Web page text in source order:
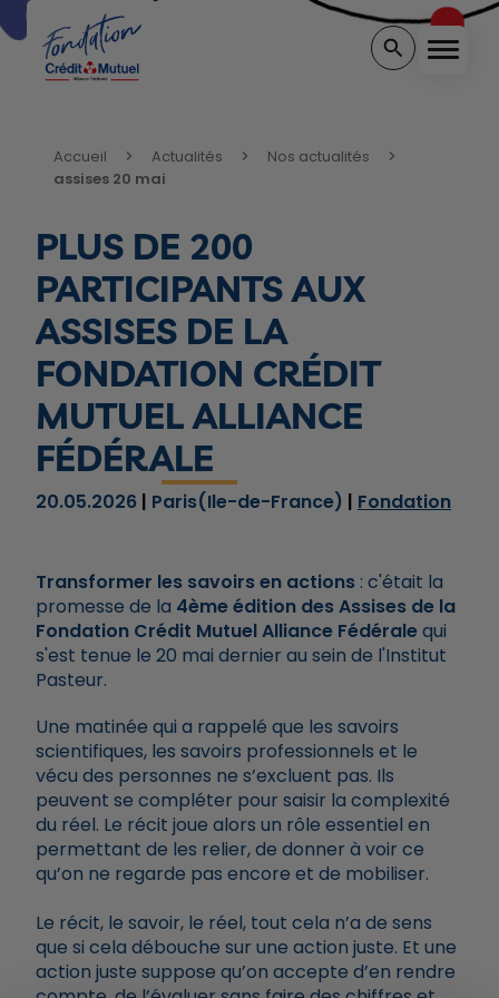
Menu
Vous êtes ici:
Accueil Actualités
Nos actualités
assises 20 mai
PLUS DE 200
PARTICIPANTS AUX
ASSISES DE LA
FONDATION CRÉDIT
MUTUEL ALLIANCE
FÉDÉRALE
20.05.2026 Paris(Ile-de-France) Fondation
Transformer les savoirs en actions : c'était la
promesse de la 4ème édition des Assises de la
Fondation Crédit Mutuel Alliance Fédéralequi
s'est tenue le 20 mai dernier au sein de l'Institut
Pasteur.
Une matinée qui a rappelé que les savoirs
scientifiques, les savoirs professionnels et le
vécu des personnes ne s’excluent pas. Ils
peuvent se compléter pour saisir la complexité
du réel. Le récit joue alors un rôle essentiel en
permettant de les relier, de donner à voir ce
qu’on ne regarde pas encore et de mobiliser.
Le récit, le savoir, le réel, tout cela n’a de sens
que si cela débouche sur une action juste. Et une
action juste suppose qu’on accepte d’en rendre